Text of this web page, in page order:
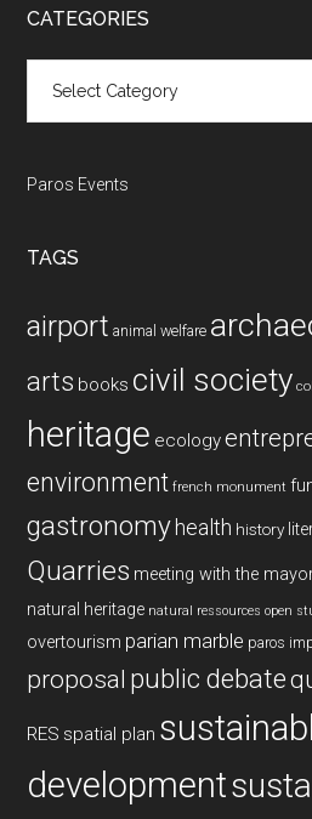
CATEGORIES
Paros Events
TAGS
airport animal welfare
arts books civil society
heritage ecology
environment french monument
gastronomy health history
Quarries meeting with the
natural heritage natural ressources open
overtourism parian marble paros
proposal public debate
RES spatial plan
development